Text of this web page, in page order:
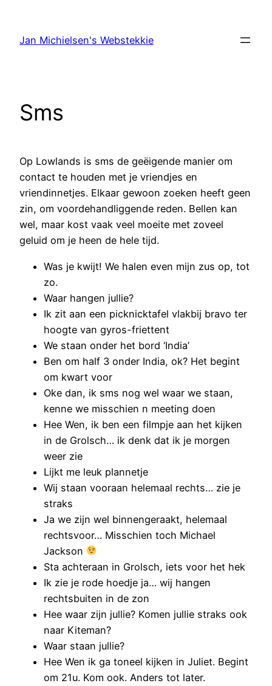
Jan Michielsen's Webstekkie
Sms
Op Lowlands is sms de geëigende manier om
contact te houden met je vriendjes en
vriendinnetjes. Elkaar gewoon zoeken heeft geen
zin, om voordehandliggende reden. Bellen kan
wel, maar kost vaak veel moeite met zoveel
geluid om je heen de hele tijd.
Was je kwijt! We halen even mijn zus op, tot
zo.
Waar hangen jullie?
Ik zit aan een picknicktafel vlakbij bravo ter
hoogte van gyros-friettent
We staan onder het bord ‘India’
Ben om half 3 onder India, ok? Het begint
om kwart voor
Oke dan, ik sms nog wel waar we staan,
kenne we misschien n meeting doen
Hee Wen, ik ben een filmpje aan het kijken
in de Grolsch… ik denk dat ik je morgen
weer zie
Lijkt me leuk plannetje
Wij staan vooraan helemaal rechts… zie je
straks
Ja we zijn wel binnengeraakt, helemaal
rechtsvoor… Misschien toch Michael
Jackson
Sta achteraan in Grolsch, iets voor het hek
Ik zie je rode hoedje ja… wij hangen
rechtsbuiten in de zon
Hee waar zijn jullie? Komen jullie straks ook
naar Kiteman?
Waar staan jullie?
Hee Wen ik ga toneel kijken in Juliet. Begint
om 21u. Kom ook. Anders tot later.